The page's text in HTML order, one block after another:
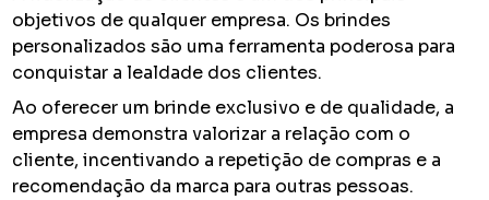
objetivos de qualquer empresa. Os brindes
personalizados são uma ferramenta poderosa para
conquistar a lealdade dos clientes.
Ao oferecer um brinde exclusivo e de qualidade, a
empresa demonstra valorizar a relação com o
cliente, incentivando a repetição de compras e a
recomendação da marca para outras pessoas.